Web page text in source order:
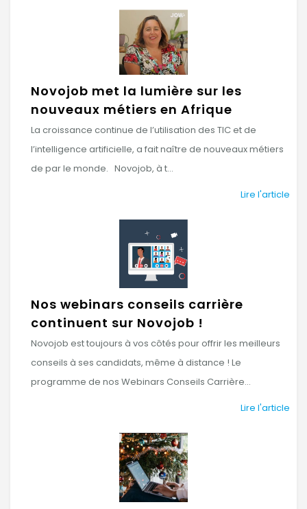
Novojob met la lumière sur les
nouveaux métiers en Afrique
La croissance continue de l’utilisation des TIC et de
l’intelligence artificielle, a fait naître de nouveaux métiers
de par le monde. Novojob, à t...
Lire l'article
Nos webinars conseils carrière
continuent sur Novojob !
Novojob est toujours à vos côtés pour offrir les meilleurs
conseils à ses candidats, même à distance ! Le
programme de nos Webinars Conseils Carrière...
Lire l'article